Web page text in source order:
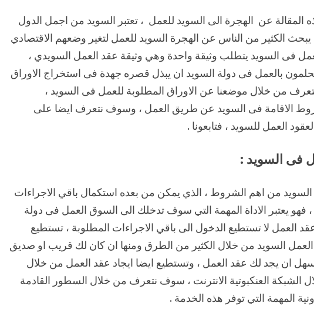
عن الهجرة الى السويد للعمل ، تعتبر السويد من اجمل الدول
يبحث الكثير من الناس عن الهجرة السويد للعمل لتغير وضعهم الاقتصادي
فى السويد يتطلب وثيقة واحدة وهي وثيقة عقد العمل السويدي ،
بالعمل فى دولة السويد ان يبذل قصره جهدة فى استخراج الاوراق
من خلال موضعنا عن الاوراق المطلوبة للعمل فى السويد ،
الاقامة فى السويد عن طريق العمل ، وسوف نتعرف ايضا على
العمل للسويد ، فتابعونا .
من اهم الشروط ، الذي يمكن من بعده استكمال باقي الاجراءات
، فهو يعتبر الاداة المهمة التي سوف تدخلك الى السوق العمل فى دولة
العمل لا تستطيع الدخول الى باقي الاجراءات المطلوبة ، تستطيع
السويد من خلال الكثير من الطرق ومنها ان كان لك قريب او صديق
ان يجد لك عقد العمل ، وتستطيع ايضا ايجاد عقد العمل من خلال
الشبكة العنكبوتية الانترنت ، سوف نتعرف من خلال السطور القادمة
المهمة التي توفر هذه الخدمة .